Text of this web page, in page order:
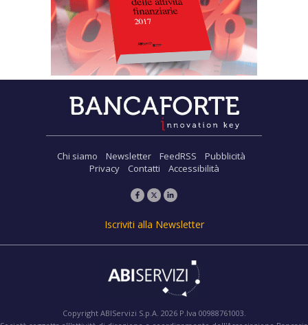
Chi siamo Newsletter FeedRSS
Pubblicità
Privacy
Contatti Accessibilità
Iscriviti alla Newsletter
Copyright ABIServizi S.p.A. 2026 P.Iva 00988761003.